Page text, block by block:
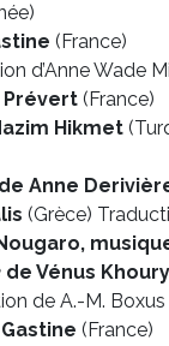
(France)
d’Anne Wade
Prévert(France)
Hikmet
Anne
(Grèce)
de Vénus
de A.-M.
(France)